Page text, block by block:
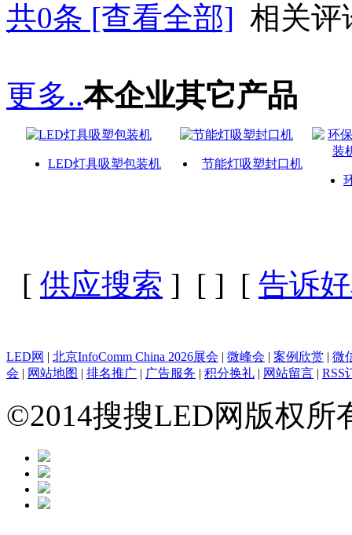
共0条 [查看全部] 相关评
更多..本企业其它产品
LED灯具吸塑包装机
节能灯吸塑封口机
[ 供应搜索 ] [ ] [ 告诉
LED网 北京InfoComm China 2026展会 微峰会 案例欣赏
微
会
网站地图 排名推广 广告服务 积分换礼 网站留言 RSS
©2014搜搜LED网版权